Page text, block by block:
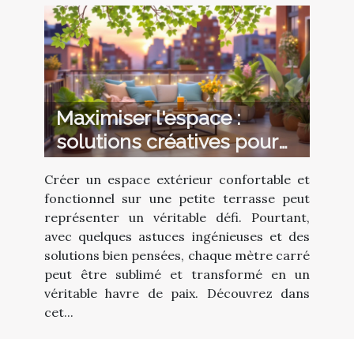
Maximiser l'espace :
solutions créatives pour
petites terrasses
Créer un espace extérieur confortable et
fonctionnel sur une petite terrasse peut
représenter un véritable défi. Pourtant,
avec quelques astuces ingénieuses et des
solutions bien pensées, chaque mètre carré
peut être sublimé et transformé en un
véritable havre de paix. Découvrez dans
cet...